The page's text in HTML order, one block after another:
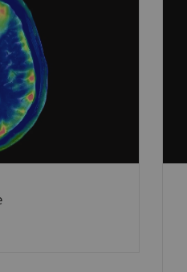
l’information